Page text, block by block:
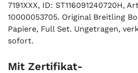
7191XXX, ID: ST116091240720H,
10000053705. Original Breitling
Papiere, Full Set. Ungetragen,
sofort.
Mit Zertifikat-